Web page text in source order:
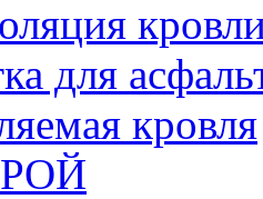
для
кровля